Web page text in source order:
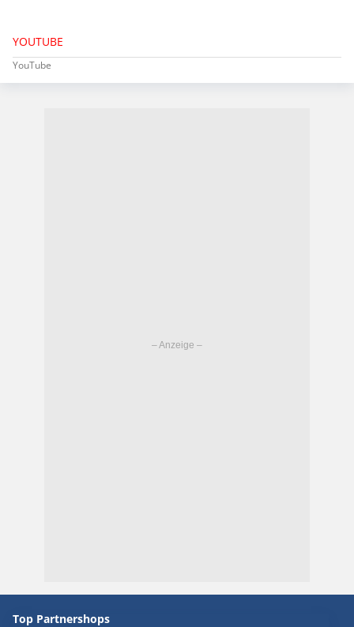
YOUTUBE
YouTube
Top Partnershops